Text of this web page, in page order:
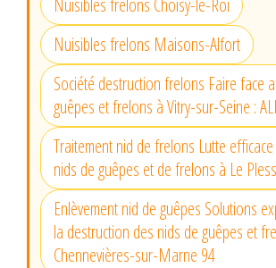
Nuisibles frelons Choisy-le-Roi
Nuisibles frelons Maisons-Alfort
Société destruction frelons Faire face
guêpes et frelons à Vitry-sur-Seine :
Traitement nid de frelons Lutte
nids de guêpes et de frelons à Le
Enlèvement nid de guêpes Solutions
la destruction des nids de guêpes et
Chennevières-sur-Marne 94